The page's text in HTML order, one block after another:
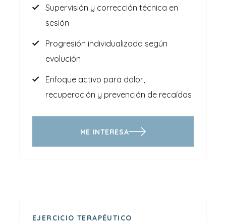
Supervisión y corrección técnica en
sesión
Progresión individualizada según
evolución
Enfoque activo para dolor,
recuperación y prevención de recaídas
ME INTERESA
EJERCICIO TERAPÉUTICO